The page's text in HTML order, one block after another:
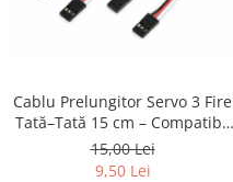
Cablu Prelungitor Servo 3 Fire
Tată–Tată 15 cm – Compatibil
RC și Navomodele
15,00 Lei
9,50 Lei